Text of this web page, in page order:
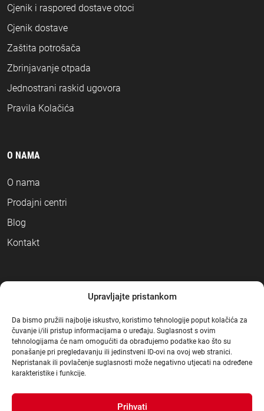
Upravljajte pristankom
Da bismo pružili najbolje iskustvo, koristimo tehnologije poput kolačića za
čuvanje i/ili pristup informacijama o uređaju. Suglasnost s ovim
tehnologijama će nam omogućiti da obrađujemo podatke kao što su
ponašanje pri pregledavanju ili jedinstveni ID-ovi na ovoj web stranici.
Nepristanak ili povlačenje suglasnosti može negativno utjecati na određene
karakteristike i funkcije.
Prihvati
Cjenik i raspored dostave otoci
Cjenik dostave
Zaštita potrošača
Zbrinjavanje otpada
Jednostrani raskid ugovora
Pravila Kolačića
O NAMA
O nama
Prodajni centri
Blog
Kontakt